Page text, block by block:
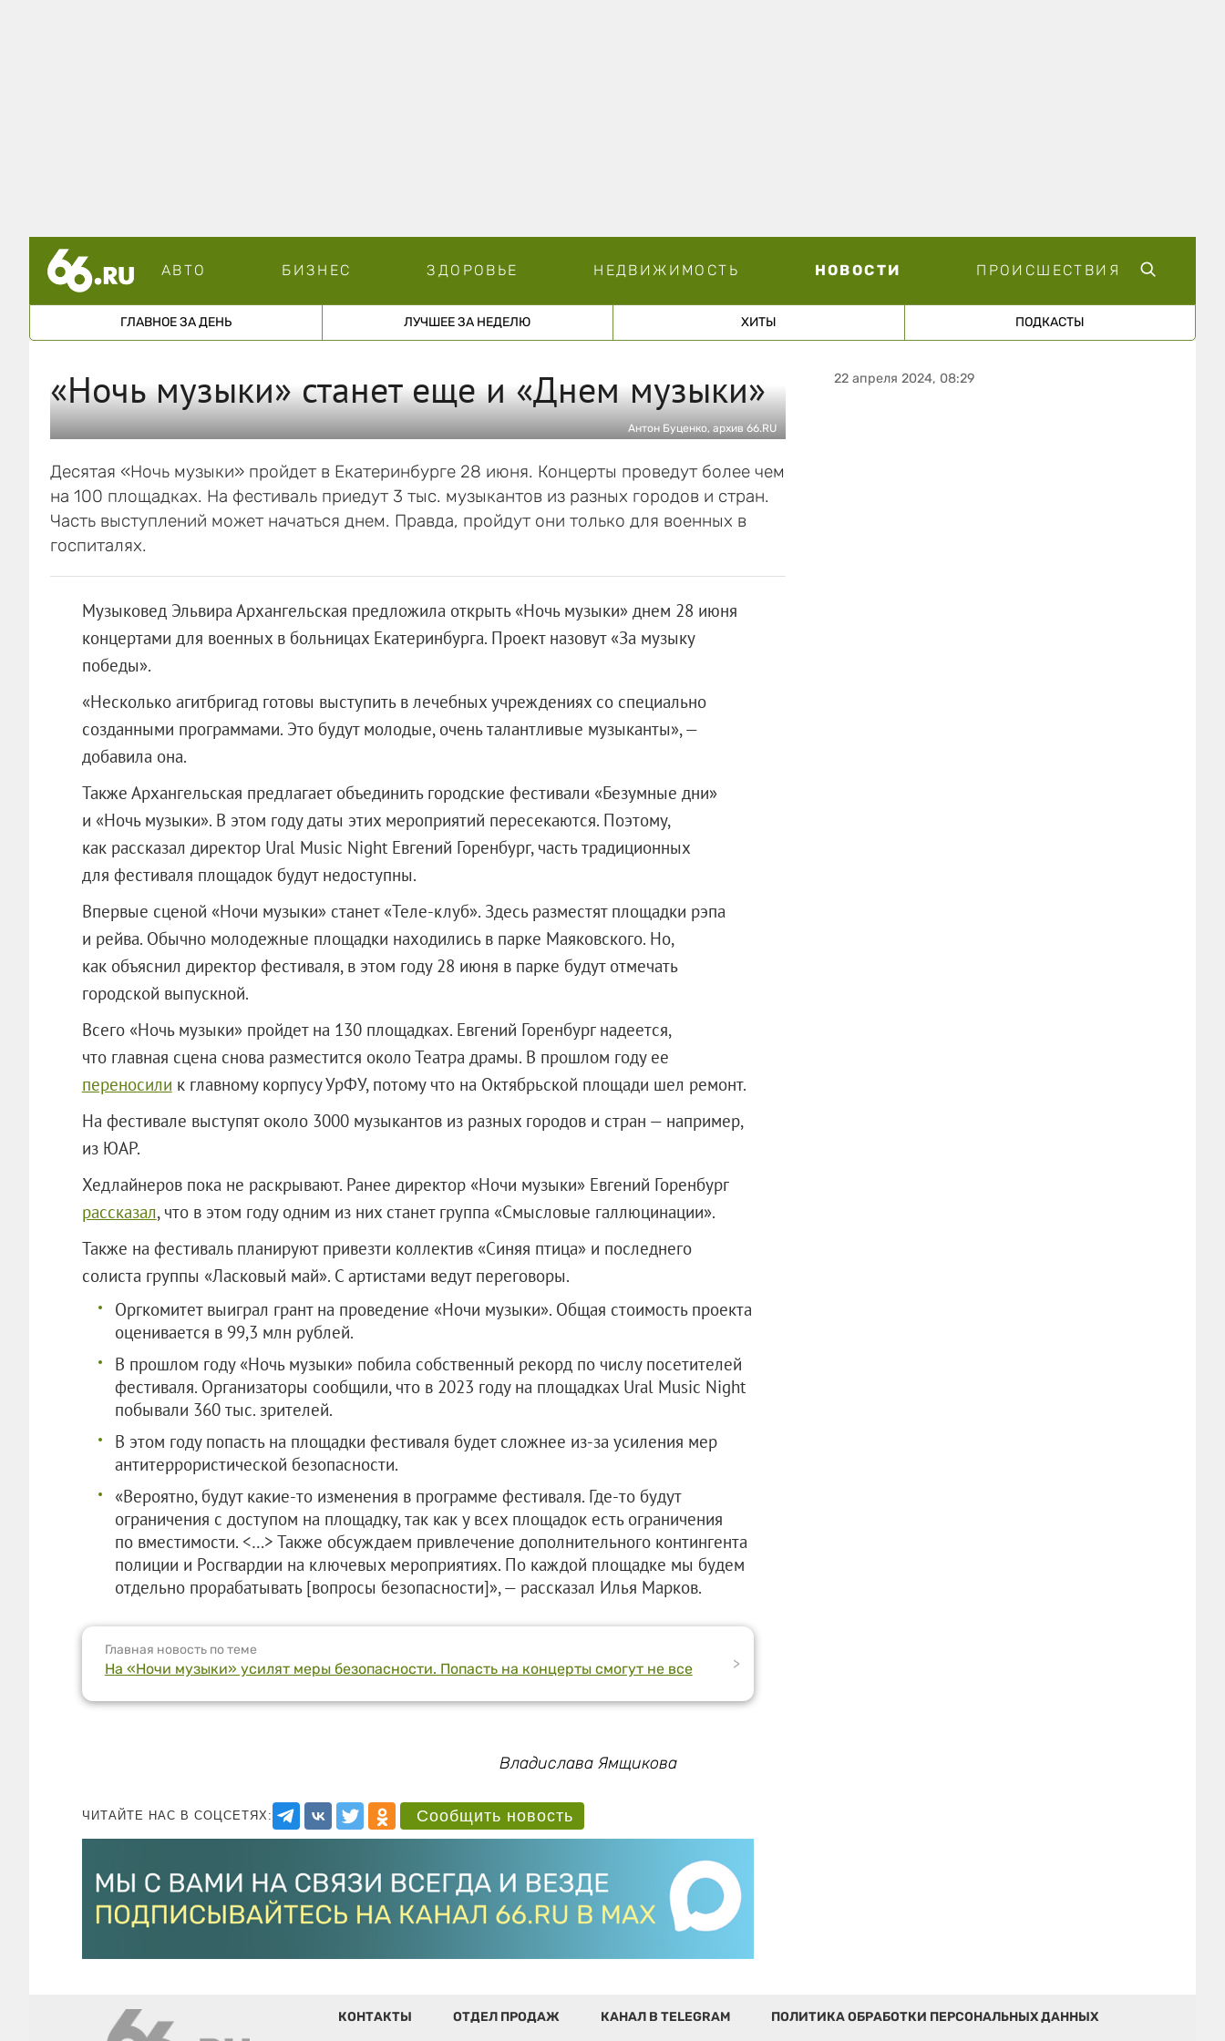
АВТО БИЗНЕС ЗДОРОВЬЕ НЕДВИЖИМОСТЬ НОВОСТИ ПРОИСШЕСТВИЯ
ГЛАВНОЕ ЗА ДЕНЬ ЛУЧШЕЕ ЗА НЕДЕЛЮ ХИТЫ ПОДКАСТЫ
«Ночь музыки» станет еще и «Днем музыки»
Антон Буценко, архив 66.RU
Десятая «Ночь музыки» пройдет в Екатеринбурге 28 июня. Концерты проведут более чем
на 100 площадках. На фестиваль приедут 3 тыс. музыкантов из разных городов и стран.
Часть выступлений может начаться днем. Правда, пройдут они только для военных в
госпиталях.
Музыковед Эльвира Архангельская предложила открыть «Ночь музыки» днем 28 июня
концертами для военных в больницах Екатеринбурга. Проект назовут «За музыку
победы».
«Несколько агитбригад готовы выступить в лечебных учреждениях со специально
созданными программами. Это будут молодые, очень талантливые музыканты», —
добавила она.
Также Архангельская предлагает объединить городские фестивали «Безумные дни»
и «Ночь музыки». В этом году даты этих мероприятий пересекаются. Поэтому,
как рассказал директор Ural Music Night Евгений Горенбург, часть традиционных
для фестиваля площадок будут недоступны.
Впервые сценой «Ночи музыки» станет «Теле-клуб». Здесь разместят площадки рэпа
и рейва. Обычно молодежные площадки находились в парке Маяковского. Но,
как объяснил директор фестиваля, в этом году 28 июня в парке будут отмечать
городской выпускной.
Всего «Ночь музыки» пройдет на 130 площадках. Евгений Горенбург надеется,
что главная сцена снова разместится около Театра драмы. В прошлом году ее
переносили к главному корпусу УрФУ, потому что на Октябрьской площади шел ремонт.
На фестивале выступят около 3000 музыкантов из разных городов и стран — например,
из ЮАР.
Хедлайнеров пока не раскрывают. Ранее директор «Ночи музыки» Евгений Горенбург
рассказал, что в этом году одним из них станет группа «Смысловые галлюцинации».
Также на фестиваль планируют привезти коллектив «Синяя птица» и последнего
солиста группы «Ласковый май». С артистами ведут переговоры.
Оргкомитет выиграл грант на проведение «Ночи музыки». Общая стоимость проекта
оценивается в 99,3 млн рублей.
В прошлом году «Ночь музыки» побила собственный рекорд по числу посетителей
фестиваля. Организаторы сообщили, что в 2023 году на площадках Ural Music Night
побывали 360 тыс. зрителей.
В этом году попасть на площадки фестиваля будет сложнее из-за усиления мер
антитеррористической безопасности.
«Вероятно, будут какие-то изменения в программе фестиваля. Где-то будут
ограничения с доступом на площадку, так как у всех площадок есть ограничения
по вместимости. <…> Также обсуждаем привлечение дополнительного контингента
полиции и Росгвардии на ключевых мероприятиях. По каждой площадке мы будем
отдельно прорабатывать [вопросы безопасности]», — рассказал Илья Марков.
Главная новость по теме
На «Ночи музыки» усилят меры безопасности. Попасть на концерты смогут не все >
Владислава Ямщикова
ЧИТАЙТЕ НАС В СОЦСЕТЯХ: Сообщить новость
22 апреля 2024, 08:29
КОНТАКТЫ ОТДЕЛ ПРОДАЖ КАНАЛ В TELEGRAM
ПОЛИТИКА ОБРАБОТКИ ПЕРСОНАЛЬНЫХ ДАННЫХ